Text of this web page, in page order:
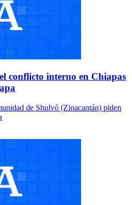
conflicto interno en Chiapas
de Shulvó (Zinacantán) piden